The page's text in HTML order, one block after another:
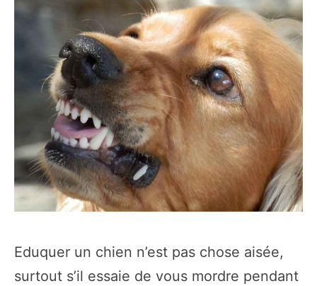
Eduquer un chien n’est pas chose aisée,
surtout s’il essaie de vous mordre pendant